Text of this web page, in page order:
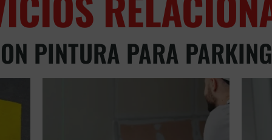
PINTURA PARA